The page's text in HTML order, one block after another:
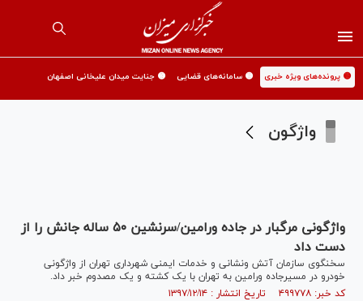
🟡 پرونده‌های ویژه خبری 🟡 سامانه‌های قضایی 🟡 جنایت میدان علیخانی اصفهان
واژگون
واژگونی مرگبار در جاده ورامین/سرنشین ۵۰ ساله جانش را از
دست داد
سخنگوی سازمان آتش ونشانی و خدمات ایمنی شهرداری تهران از واژگونی
خودرو در مسیرجاده ورامین به تهران با یک کشته و یک مصدوم خبر داد.
کد خبر: ۴۹۹۷۷۸ تاریخ انتشار : ۱۳۹۷/۱۲/۱۴